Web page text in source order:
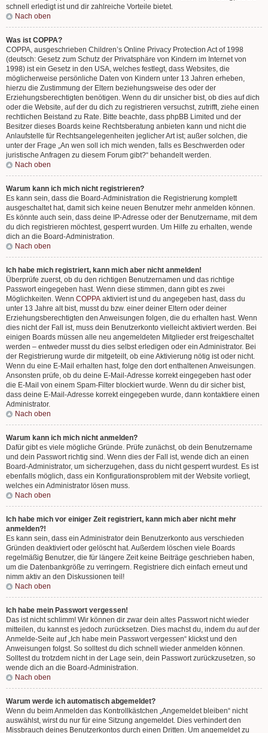
schnell erledigt ist und dir zahlreiche Vorteile bietet.
Nach oben
Was ist COPPA?
COPPA, ausgeschrieben Children’s Online Privacy Protection Act of 1998
(deutsch: Gesetz zum Schutz der Privatsphäre von Kindern im Internet von
1998) ist ein Gesetz in den USA, welches festlegt, dass Websites, die
möglicherweise persönliche Daten von Kindern unter 13 Jahren erheben,
hierzu die Zustimmung der Eltern beziehungsweise des oder der
Erziehungsberechtigten benötigen. Wenn du dir unsicher bist, ob dies auf dich
oder die Website, auf der du dich zu registrieren versuchst, zutrifft, ziehe einen
rechtlichen Beistand zu Rate. Bitte beachte, dass phpBB Limited und der
Besitzer dieses Boards keine Rechtsberatung anbieten kann und nicht die
Anlaufstelle für Rechtsangelegenheiten jeglicher Art ist; außer solchen, die
unter der Frage „An wen soll ich mich wenden, falls es Beschwerden oder
juristische Anfragen zu diesem Forum gibt?“ behandelt werden.
Nach oben
Warum kann ich mich nicht registrieren?
Es kann sein, dass die Board-Administration die Registrierung komplett
ausgeschaltet hat, damit sich keine neuen Benutzer mehr anmelden können.
Es könnte auch sein, dass deine IP-Adresse oder der Benutzername, mit dem
du dich registrieren möchtest, gesperrt wurden. Um Hilfe zu erhalten, wende
dich an die Board-Administration.
Nach oben
Ich habe mich registriert, kann mich aber nicht anmelden!
Überprüfe zuerst, ob du den richtigen Benutzernamen und das richtige
Passwort eingegeben hast. Wenn diese stimmen, dann gibt es zwei
Möglichkeiten. Wenn COPPA aktiviert ist und du angegeben hast, dass du
unter 13 Jahre alt bist, musst du bzw. einer deiner Eltern oder deiner
Erziehungsberechtigten den Anweisungen folgen, die du erhalten hast. Wenn
dies nicht der Fall ist, muss dein Benutzerkonto vielleicht aktiviert werden. Bei
einigen Boards müssen alle neu angemeldeten Mitglieder erst freigeschaltet
werden – entweder musst du dies selbst erledigen oder ein Administrator. Bei
der Registrierung wurde dir mitgeteilt, ob eine Aktivierung nötig ist oder nicht.
Wenn du eine E-Mail erhalten hast, folge den dort enthaltenen Anweisungen.
Ansonsten prüfe, ob du deine E-Mail-Adresse korrekt eingegeben hast oder
die E-Mail von einem Spam-Filter blockiert wurde. Wenn du dir sicher bist,
dass deine E-Mail-Adresse korrekt eingegeben wurde, dann kontaktiere einen
Administrator.
Nach oben
Warum kann ich mich nicht anmelden?
Dafür gibt es viele mögliche Gründe. Prüfe zunächst, ob dein Benutzername
und dein Passwort richtig sind. Wenn dies der Fall ist, wende dich an einen
Board-Administrator, um sicherzugehen, dass du nicht gesperrt wurdest. Es ist
ebenfalls möglich, dass ein Konfigurationsproblem mit der Website vorliegt,
welches ein Administrator lösen muss.
Nach oben
Ich habe mich vor einiger Zeit registriert, kann mich aber nicht mehr
anmelden?!
Es kann sein, dass ein Administrator dein Benutzerkonto aus verschieden
Gründen deaktiviert oder gelöscht hat. Außerdem löschen viele Boards
regelmäßig Benutzer, die für längere Zeit keine Beiträge geschrieben haben,
um die Datenbankgröße zu verringern. Registriere dich einfach erneut und
nimm aktiv an den Diskussionen teil!
Nach oben
Ich habe mein Passwort vergessen!
Das ist nicht schlimm! Wir können dir zwar dein altes Passwort nicht wieder
mitteilen, du kannst es jedoch zurücksetzen. Dies machst du, indem du auf der
Anmelde-Seite auf „Ich habe mein Passwort vergessen“ klickst und den
Anweisungen folgst. So solltest du dich schnell wieder anmelden können.
Solltest du trotzdem nicht in der Lage sein, dein Passwort zurückzusetzen, so
wende dich an die Board-Administration.
Nach oben
Warum werde ich automatisch abgemeldet?
Wenn du beim Anmelden das Kontrollkästchen „Angemeldet bleiben“ nicht
auswählst, wirst du nur für eine Sitzung angemeldet. Dies verhindert den
Missbrauch deines Benutzerkontos durch einen Dritten. Um angemeldet zu